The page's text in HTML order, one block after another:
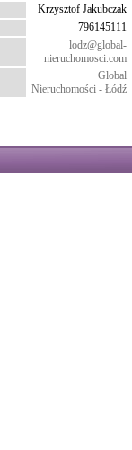
Krzysztof Jakubczak
796145111
lodz@global-
nieruchomosci.com
Global
Nieruchomości - Łódź